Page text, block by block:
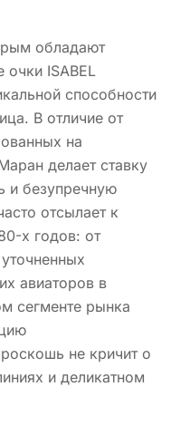
обладают
очки ISABEL
способности
В отличие от
на
делает ставку
и безупречную
отсылает к
х годов: от
авиаторов в
сегменте рынка
не кричит о
и деликатном